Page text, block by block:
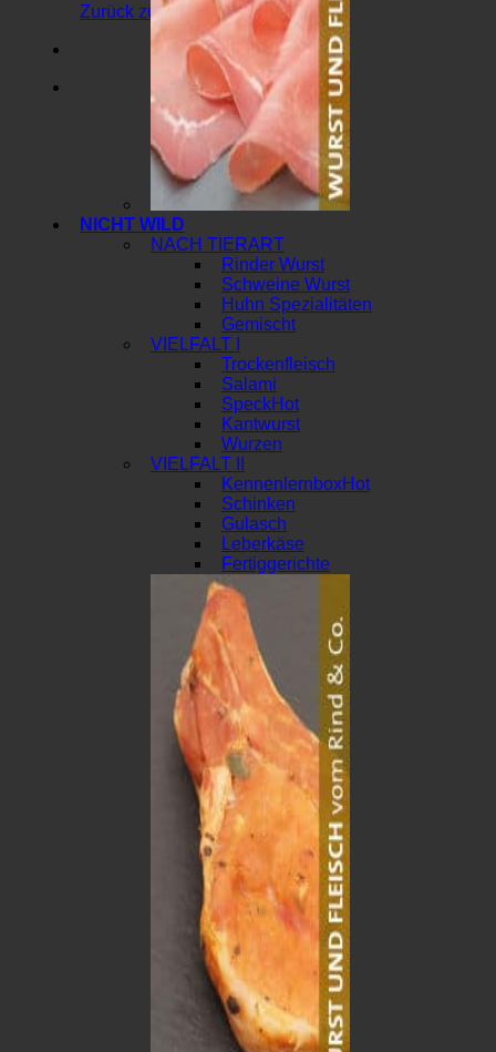
Zurück zum Shop
NICHT WILD
NACH TIERART
Rinder Wurst
Schweine Wurst
Huhn Spezialitäten
Gemischt
VIELFALT I
Trockenfleisch
Salami
Speck
Kantwurst
Wurzen
VIELFALT II
Kennenlernbox
Schinken
Gulasch
Leberkäse
Fertiggerichte